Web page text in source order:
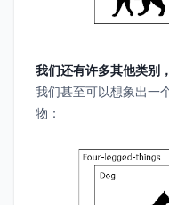
我们还有许多其他类别
我们甚至可以想象出一
物：